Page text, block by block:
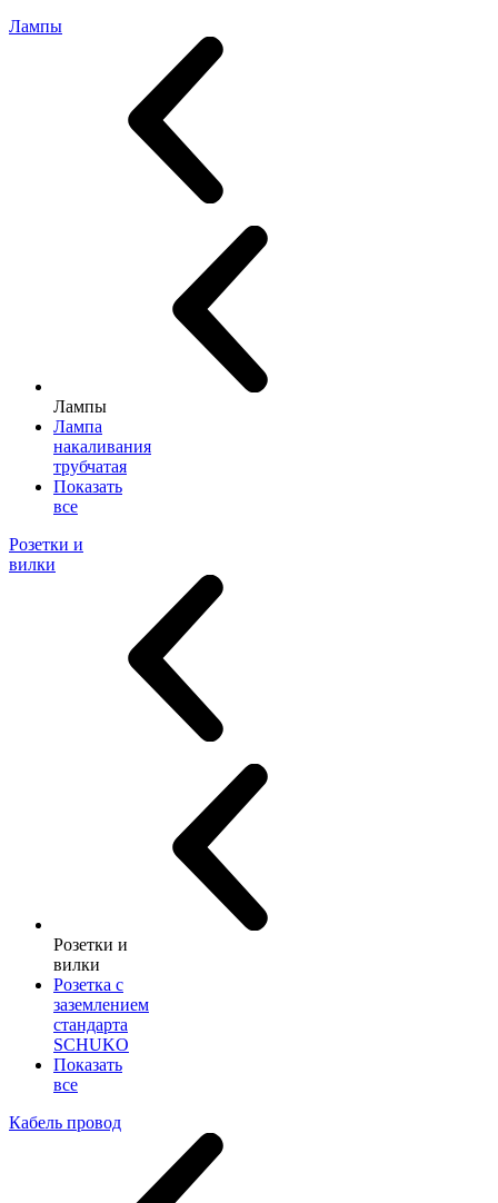
Лампы
Лампы
Лампа
накаливания
трубчатая
Показать
все
Розетки и
вилки
Розетки и
вилки
Розетка с
заземлением
стандарта
SCHUKO
Показать
все
Кабель провод